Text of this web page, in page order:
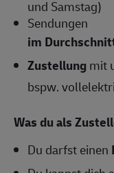
und Samstag)
Sendungen
im
Zustellungmit
bspw.
Was du als
Du darfst einen